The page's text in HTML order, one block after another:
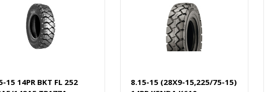
15 14PR BKT FL 252
8.15-15 (28X9-15,225/75-15)